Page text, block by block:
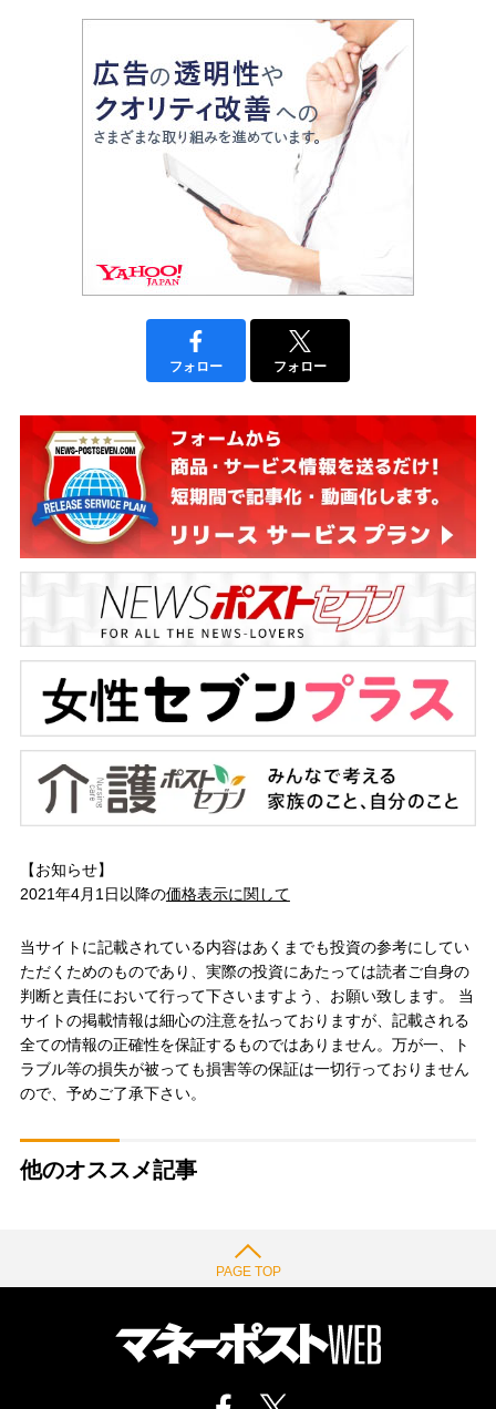
フォロー フォロー
【お知らせ】
2021年4月1日以降の価格表示に関して
当サイトに記載されている内容はあくまでも投資の参考にしてい
ただくためのものであり、実際の投資にあたっては読者ご自身の
判断と責任において行って下さいますよう、お願い致します。 当
サイトの掲載情報は細心の注意を払っておりますが、記載される
全ての情報の正確性を保証するものではありません。万が一、ト
ラブル等の損失が被っても損害等の保証は一切行っておりません
ので、予めご了承下さい。
他のオススメ記事
PAGE TOP